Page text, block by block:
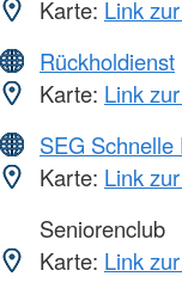
Karte: Link
Rückholdienst
Karte: Link
SEG
Karte: Link
Seniorenclub
Karte: Link